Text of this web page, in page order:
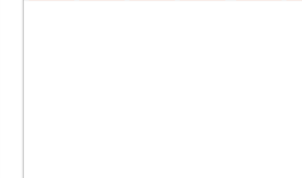
ПОЛУЖИРНЫЙ
КУРСИВПОДЧЕРКНУТЫЙ